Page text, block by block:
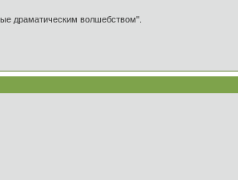
драматическим волшебством".